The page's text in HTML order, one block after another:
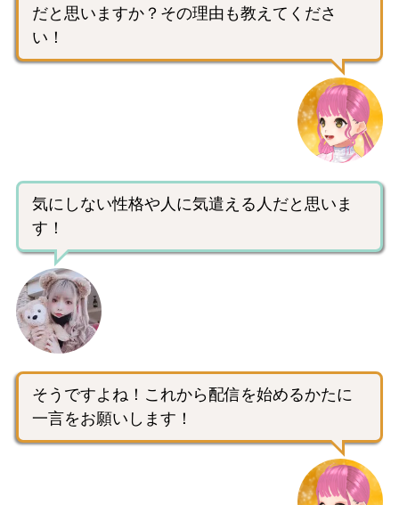
だと思いますか？その理由も教えてくださ
い！
気にしない性格や人に気遣える人だと思いま
す！
そうですよね！これから配信を始めるかたに
一言をお願いします！